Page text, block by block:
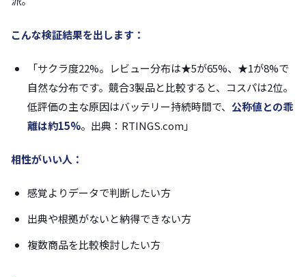
こんな検証結果を出します：
「サクラ度22%。レビュー分布は★5が65%、★1が8%で
自然な分布です。競合3製品と比較すると、コスパは2位。
低評価の主な原因はバッテリー持続時間で、 公称値との乖
離は約15%。出典：RTINGS.com」
相性がいい人：
感覚よりデータで判断したい方
出典や根拠がないと納得できない方
複数商品を比較検討したい方